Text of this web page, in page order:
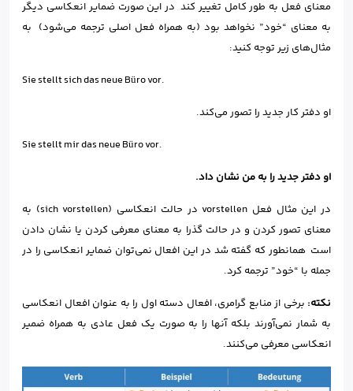
معنای فعل به طور کامل تغییر کند در این صورت ضمایر انعکاسی دیگر
به معنای “خود” نخواهد بود (به همراه فعل اصلی ترجمه می‌شود) به
مثال‌های زیر توجه کنید:
Siestelltsichdas neue Bürovor.
او دفتر کار جدید را تصور می‌کند.
Siestelltmirdas neue Bürovor.
او دفتر جدید را به من نشان داد.
در این مثال فعل vorstellen در حالت انعکاسی (sich vorstellen) به
معنای تصور کردن و در حالت گذرا به معنای معرفی کردن یا نشان دادن
است همانطور که گفته شد در این افعال نمی‌توان ضمایر انعکاسی را در
جمله با “خود” ترجمه کرد.
نکته: برخی از منابع گرامری، افعال دسته اول را به عنوان افعال انعکاسی
به شمار نمی‌آورند بلکه آنها را به صورت یک فعل عادی به همراه ضمیر
انعکاسی معرفی می‌کنند.